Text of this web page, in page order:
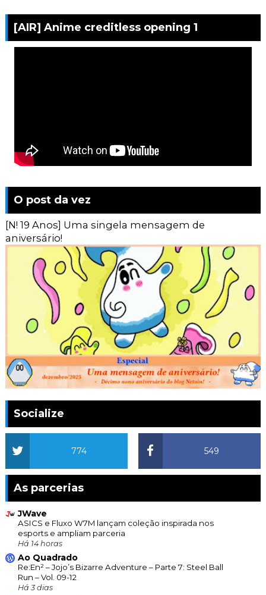
[AIR] Anime creditless opening 1
O post da vez
[N! 19 Anos] Uma singela mensagem de
aniversário!
Socialize
549
774
As parcerias
JWave
ASICS e Fluxo W7M lançam coleção inspirada nos
esports e ampliam parceria
Há 14 horas
Ao Quadrado
Re:En² – Jojo’s Bizarre Adventure – Parte 7: Steel Ball
Run – Vol. 09-12
Há 3 dias